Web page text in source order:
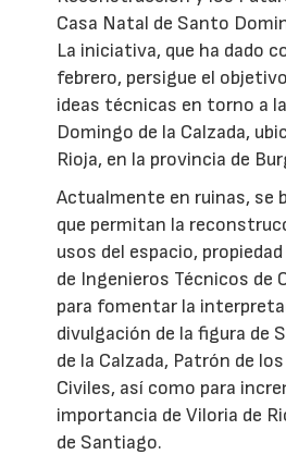
Casa Natal de Santo
La iniciativa, que ha dado
febrero, persigue el
ideas técnicas en torno a
Domingo de la Calzada,
Rioja, en la provincia de
Actualmente en ruinas, se
que permitan la
usos del espacio,
de Ingenieros Técnicos de
para fomentar la
divulgación de la figura de
de la Calzada, Patrón de
Civiles, así como para
importancia de Viloria de
de Santiago.